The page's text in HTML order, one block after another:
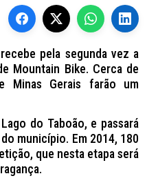
pela segunda vez a
Mountain Bike. Cerca de
Minas Gerais farão um
do Taboão, e passará
município. Em 2014, 180
que nesta etapa será